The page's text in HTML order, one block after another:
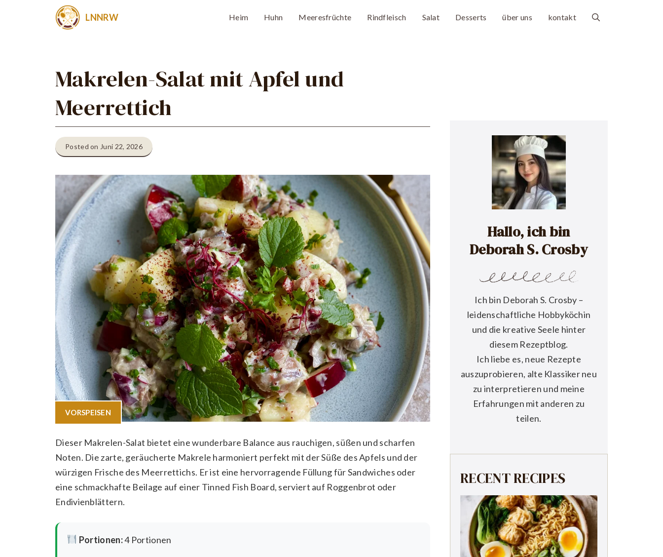
LNNRW Heim Huhn Meeresfrüchte Rindfleisch Salat Desserts über uns kontakt
Makrelen-Salat mit Apfel und
Meerrettich
Posted on Juni 22, 2026
VORSPEISEN
Dieser Makrelen-Salat bietet eine wunderbare Balance aus rauchigen, süßen und scharfen
Noten. Die zarte, geräucherte Makrele harmoniert perfekt mit der Süße des Apfels und der
würzigen Frische des Meerrettichs. Er ist eine hervorragende Füllung für Sandwiches oder
eine schmackhafte Beilage auf einer Tinned Fish Board, serviert auf Roggenbrot oder
Endivienblättern.
Portionen:4 Portionen
Hallo, ich bin
Deborah S. Crosby
Ich bin Deborah S. Crosby –
leidenschaftliche Hobbyköchin
und die kreative Seele hinter
diesem Rezeptblog.
Ich liebe es, neue Rezepte
auszuprobieren, alte Klassiker neu
zu interpretieren und meine
Erfahrungen mit anderen zu
teilen.
RECENT RECIPES